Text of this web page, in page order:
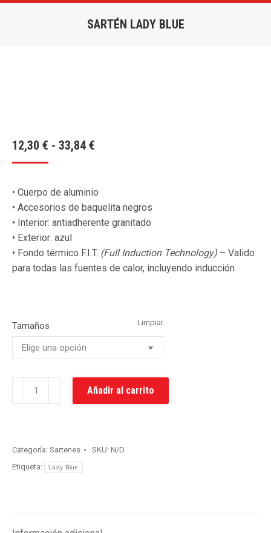
SARTÉN LADY BLUE
12,30 € - 33,84 €
desde
12,30 €
33,84 €
• Cuerpo de aluminio
• Accesorios de baquelita negros
• Interior: antiadherente granitado
• Exterior: azul
• Fondo térmico F.I.T. (Full Induction Technology) – Valido
para todas las fuentes de calor, incluyendo inducción
Tamaños Limpiar
Sartén
Añadir al carrito
Categoría: Sartenes SKU: N/D
Etiqueta:
Lady Blue